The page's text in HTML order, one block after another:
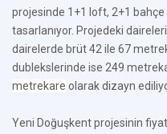
projesinde 1+1 loft, 2+1
tasarlanıyor. Projedeki
dairelerde brüt 42 ile 67
dublekslerinde ise 249
metrekare olarak dizayn
Yeni Doğuşkent projesinin